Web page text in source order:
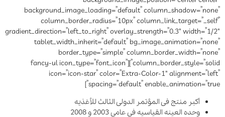
background_image_loading=”default” column_shadow=”none”
column_border_radius=”10px” column_link_target=”_self”
gradient_direction=”left_to_right” overlay_strength=”0.3″ width=”1/2″
tablet_width_inherit=”default” bg_image_animation=”none”
border_type=”simple” column_border_width=”none”
column_border_style=”solid”][fancy-ul icon_type=”font_icon”
icon=”icon-star” color=”Extra-Color-1″ alignment=”left”
spacing=”default” enable_animation=”true”]
أکبر منتج فی المؤتمر الدولی الثالث للأغذیه
وحده العینه القیاسیه فی عامی 2003 و 2008